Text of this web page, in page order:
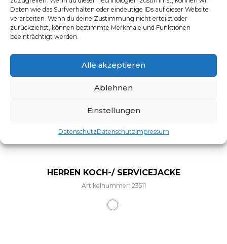
Daten wie das Surfverhalten oder eindeutige IDs auf dieser Website
verarbeiten. Wenn du deine Zustimmung nicht erteilst oder
zurückziehst, können bestimmte Merkmale und Funktionen
beeinträchtigt werden.
Alle akzeptieren
Ablehnen
Einstellungen
DatenschutzDatenschutzImpressum
HERREN KOCH-/ SERVICEJACKE
Artikelnummer: 23511